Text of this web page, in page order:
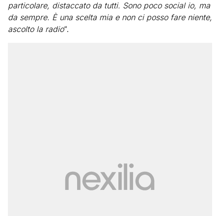
particolare, distaccato da tutti. Sono poco social io, ma
da sempre. È una scelta mia e non ci posso fare niente,
ascolto la radio“.